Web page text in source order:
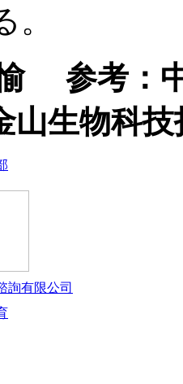
参考：中
山生物科